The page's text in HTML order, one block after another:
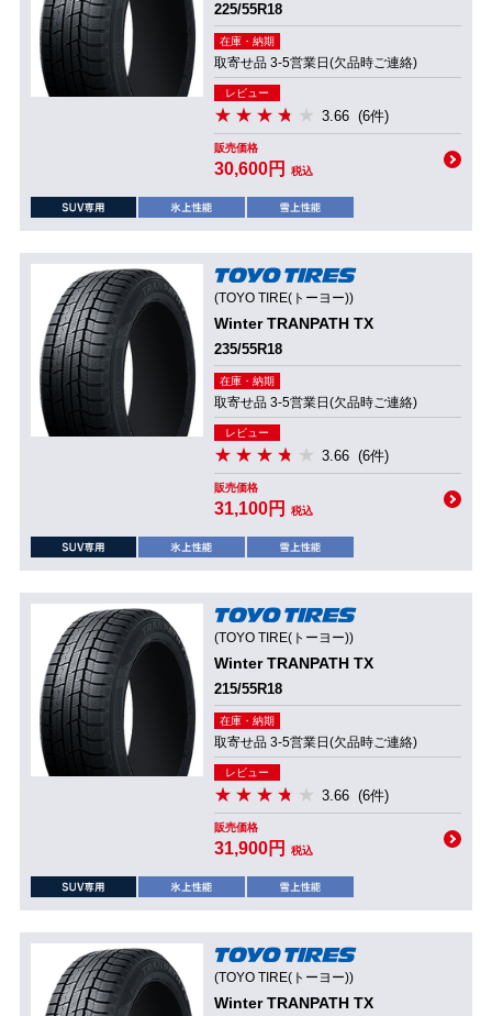
225/55R18
在庫・納期
取寄せ品 3-5営業日(欠品時ご連絡)
レビュー
3.66 (6件)
販売価格
30,600円 税込
(TOYO TIRE(トーヨー))
Winter TRANPATH TX
235/55R18
在庫・納期
取寄せ品 3-5営業日(欠品時ご連絡)
レビュー
3.66 (6件)
販売価格
31,100円 税込
(TOYO TIRE(トーヨー))
Winter TRANPATH TX
215/55R18
在庫・納期
取寄せ品 3-5営業日(欠品時ご連絡)
レビュー
3.66 (6件)
販売価格
31,900円 税込
(TOYO TIRE(トーヨー))
Winter TRANPATH TX